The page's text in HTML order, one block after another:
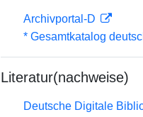
Archivportal-D
* Gesamtkatalog
Literatur(nachweise)
Deutsche Digitale